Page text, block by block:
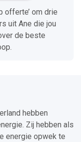
offerte’ om drie
uit Ane die jou
de beste
hebben
Zij hebben als
energie opwek te